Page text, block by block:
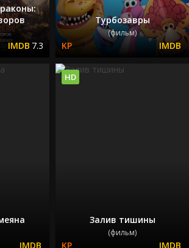
7.3
Турбозавры
(фильм)
Залив тишины
(фильм)
HD